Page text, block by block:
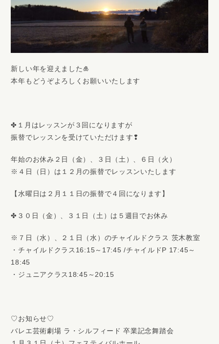
新しい年を迎えました🎍
本年もどうぞよろしくお願いいたします
✤１月はレッスンが３回になりますが
振替でレッスンを受けていただけます❢
年始のお休み２日（金）、３日（土）、６日（火）
※４日（日）は１２月の振替でレッスンいたします
【水曜日は２月１１日の振替で４回になります】
✤３０日（金）、３１日（土）は５週目でお休み
※７日（水）、２１日（水）のチャイルドクラス 茨木教室
・チャイルドクラス16:15～17:45 /チャイルドP 17:45～
18:45
・ジュニアクラス18:45～20:15
♡お知らせ♡
バレエ芸術劇場 ラ・シルフィード 卒業記念舞踏会